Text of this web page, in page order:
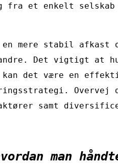
fra et enkelt
mere stabil
Det vigtigt at
det være en
samt
man